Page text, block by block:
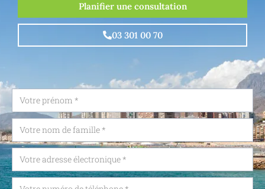
Planifier une consultation
03 301 00 70